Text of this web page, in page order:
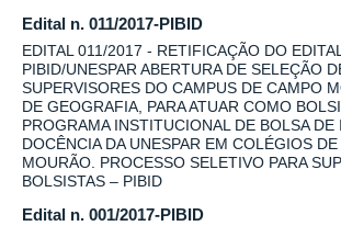
Edital n. 011/2017-PIBID
EDITAL 011/2017 - RETIFICAÇÃO DO
PIBID/UNESPAR ABERTURA DE SELEÇÃO
SUPERVISORES DO CAMPUS DE CAMPO
DE GEOGRAFIA, PARA ATUAR COMO
PROGRAMA INSTITUCIONAL DE BOLSA DE
DOCÊNCIA DA UNESPAR EM COLÉGIOS
MOURÃO. PROCESSO SELETIVO PARA
BOLSISTAS – PIBID
Edital n. 001/2017-PIBID